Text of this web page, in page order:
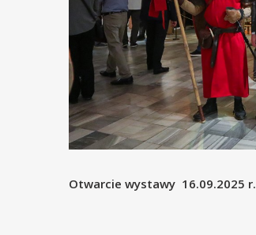
Otwarcie wystawy 16.09.2025 r.